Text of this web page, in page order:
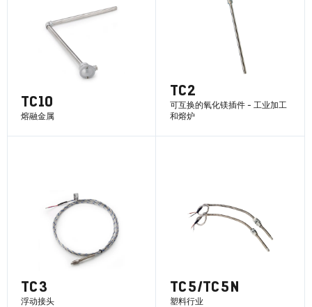
TC10
熔融金属
TC2
可互换的氧化镁插件 - 工业加工
和熔炉
TC3
浮动接头
TC5/TC5N
塑料行业